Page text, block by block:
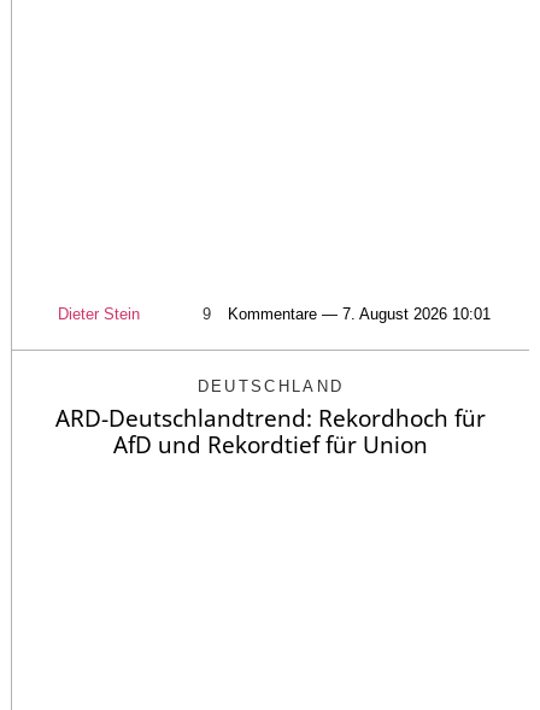
Dieter Stein 9 Kommentare — 7. August 2026 10:01
DEUTSCHLAND
ARD-Deutschlandtrend: Rekordhoch für
AfD und Rekordtief für Union